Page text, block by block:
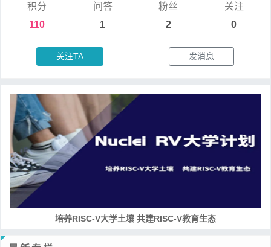
积分
110
问答
1
粉丝
2
关注
0
关注TA 发消息
RISC-V处理器设计系列课程